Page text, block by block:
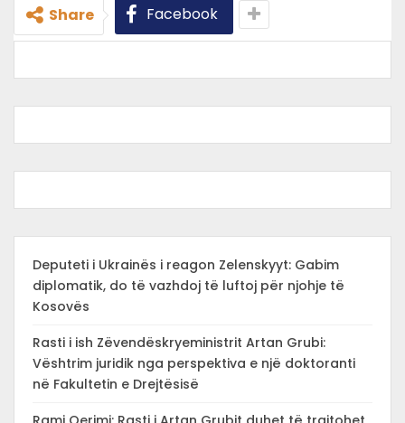
Share Facebook
Deputeti i Ukrainës i reagon Zelenskyyt: Gabim
diplomatik, do të vazhdoj të luftoj për njohje të
Kosovës
Rasti i ish Zëvendëskryeministrit Artan Grubi:
Vështrim juridik nga perspektiva e një doktoranti
në Fakultetin e Drejtësisë